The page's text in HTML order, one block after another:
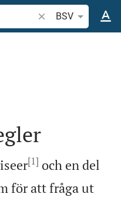
Sök bibelvers eller
BSV
[1] och en del
för att fråga ut